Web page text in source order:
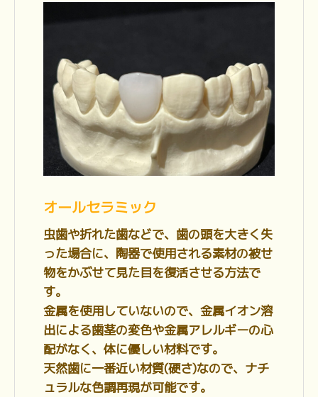
オールセラミック
虫歯や折れた歯などで、歯の頭を大きく失
った場合に、陶器で使用される素材の被せ
物をかぶせて見た目を復活させる方法で
す。
金属を使用していないので、金属イオン溶
出による歯茎の変色や金属アレルギーの心
配がなく、体に優しい材料です。
天然歯に一番近い材質(硬さ)なので、ナチ
ュラルな色調再現が可能です。